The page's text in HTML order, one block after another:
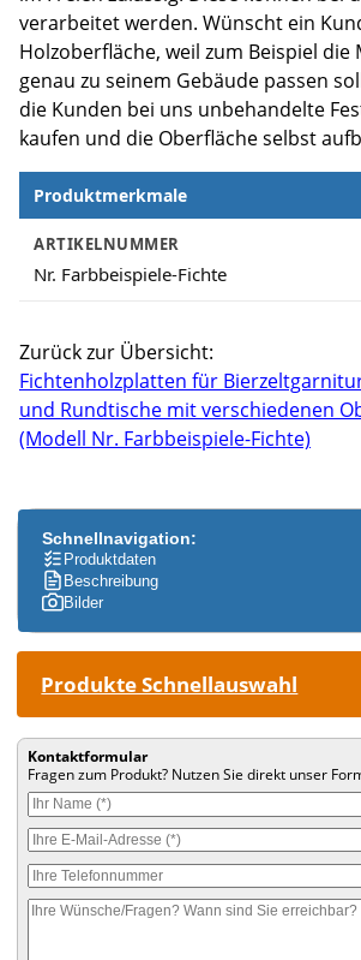
verarbeitet werden. Wünscht ein
Holzoberfläche, weil zum Beispiel die
genau zu seinem Gebäude passen
die Kunden bei uns unbehandelte
kaufen und die Oberfläche selbst
Produktmerkmale
ARTIKELNUMMER
Nr. Farbbeispiele-Fichte
Zurück zur Übersicht:
Fichtenholzplatten für
und Rundtische mit verschiedenen
(Modell Nr. Farbbeispiele-Fichte)
Schnellnavigation:
Produktdaten
Beschreibung
Bilder
Produkte Schnellauswahl
Kontaktformular
Fragen zum Produkt? Nutzen Sie direkt unser